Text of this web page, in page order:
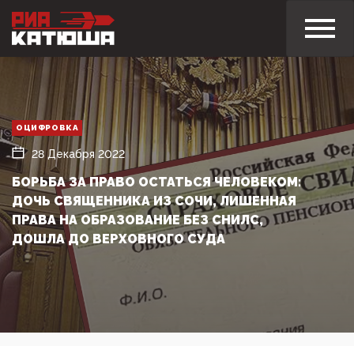
ОЦИФРОВКА
28 Декабря 2022
БОРЬБА ЗА ПРАВО ОСТАТЬСЯ ЧЕЛОВЕКОМ:
ДОЧЬ СВЯЩЕННИКА ИЗ СОЧИ, ЛИШЕННАЯ
ПРАВА НА ОБРАЗОВАНИЕ БЕЗ СНИЛС,
ДОШЛА ДО ВЕРХОВНОГО СУДА